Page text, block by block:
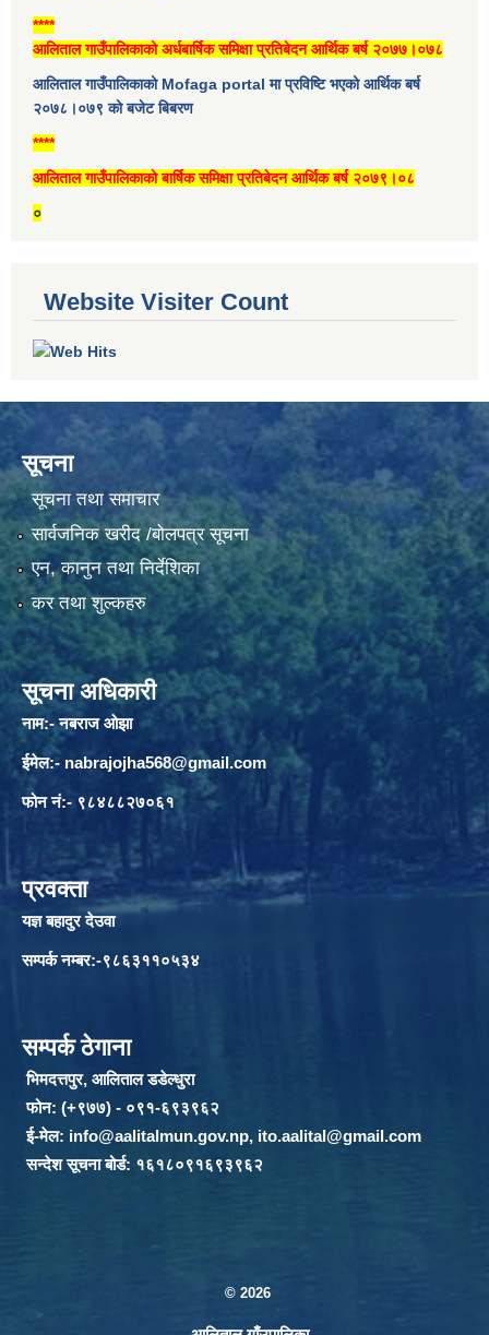
****
आलिताल गाउँपालिकाको अर्धबार्षिक समिक्षा प्रतिबेदन आर्थिक बर्ष २०७७।०७८
आलिताल गाउँपालिकाको Mofaga portal मा प्रविष्टि भएको आर्थिक बर्ष
२०७८।०७९ को बजेट बिबरण
****
आलिताल गाउँपालिकाको बार्षिक समिक्षा प्रतिबेदन आर्थिक बर्ष २०७९।०८
०
Website Visiter Count
सूचना
सूचना तथा समाचार
सार्वजनिक खरीद /बोलपत्र सूचना
एन, कानुन तथा निर्देशिका
कर तथा शुल्कहरु
सूचना अधिकारी
नाम:- नबराज ओझा
ईमेल:- nabrajojha568@gmail.com
फोन नं:- ९८४८८२७०६१
प्रवक्ता
यज्ञ बहादुर देउवा
सम्पर्क नम्बर:-९८६३११०५३४
सम्पर्क ठेगाना
भिमदत्तपुर, आलिताल डडेल्धुरा
फोन: (+९७७) - ०९१-६९३९६२
ई-मेल: info@aalitalmun.gov.np, ito.aalital@gmail.com
सन्देश सूचना बोर्ड: १६१८०९१६९३९६२
© 2026